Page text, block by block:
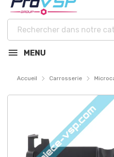
MENU
Accueil Carrosserie